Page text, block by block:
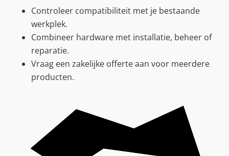
Controleer compatibiliteit met je bestaande
werkplek.
Combineer hardware met installatie, beheer of
reparatie.
Vraag een zakelijke offerte aan voor meerdere
producten.